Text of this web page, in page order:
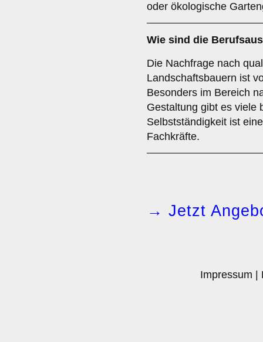
oder ökologische
Wie sind die
Die Nachfrage nach
Landschaftsbauern ist
Besonders im Bereich
Gestaltung gibt es viele
Selbstständigkeit ist
Fachkräfte.
→ Jetzt
Impressum